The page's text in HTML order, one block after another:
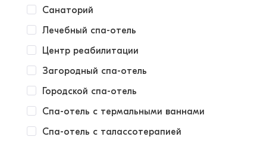
Санаторий
Лечебный спа-отель
Центр реабилитации
Загородный спа-отель
Городской спа-отель
Спа-отель с термальными ваннами
Спа-отель с талассотерапией